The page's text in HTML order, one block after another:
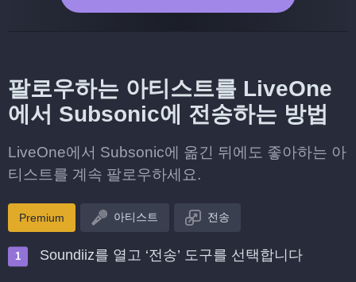
팔로우하는 아티스트를 LiveOne
에서 Subsonic에 전송하는 방법
LiveOne에서 Subsonic에 옮긴 뒤에도 좋아하는 아
티스트를 계속 팔로우하세요.
Premium 아티스트 전송
Soundiiz를 열고 ‘전송’ 도구를 선택합니다